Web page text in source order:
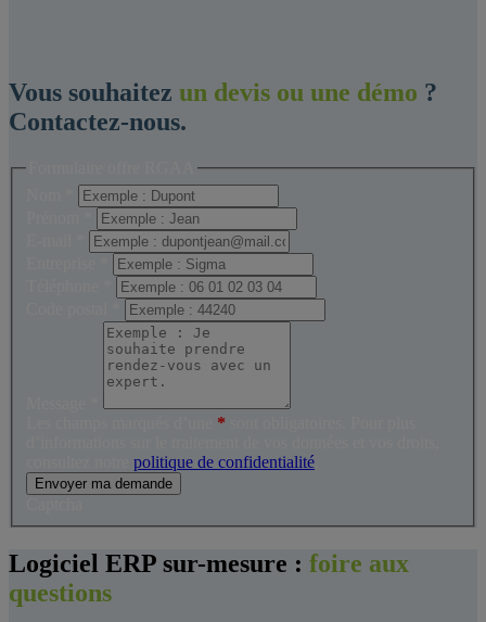
Vous souhaitez un devis ou une démo ?
Contactez-nous.
*
politique de confidentialité
Envoyer ma demande
Logiciel ERP sur-mesure : foire aux
questions